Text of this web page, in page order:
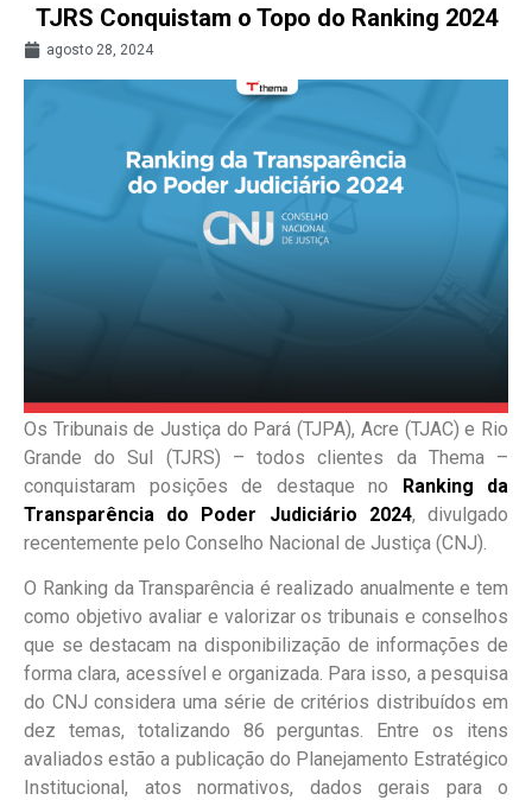
TJRS Conquistam o Topo do Ranking 2024
agosto 28, 2024
Os Tribunais de Justiça do Pará (TJPA), Acre (TJAC) e Rio
Grande do Sul (TJRS) – todos clientes da Thema –
conquistaram posições de destaque no Ranking da
Transparência do Poder Judiciário 2024, divulgado
recentemente pelo Conselho Nacional de Justiça (CNJ).
O Ranking da Transparência é realizado anualmente e tem
como objetivo avaliar e valorizar os tribunais e conselhos
que se destacam na disponibilização de informações de
forma clara, acessível e organizada. Para isso, a pesquisa
do CNJ considera uma série de critérios distribuídos em
dez temas, totalizando 86 perguntas. Entre os itens
avaliados estão a publicação do Planejamento Estratégico
Institucional, atos normativos, dados gerais para o